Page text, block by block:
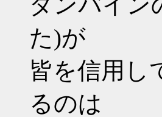
た)が
皆を信用し
るのは